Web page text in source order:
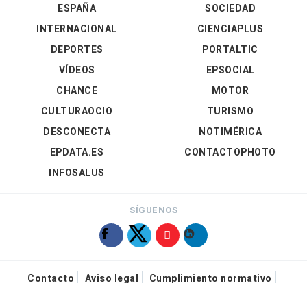
ESPAÑA
INTERNACIONAL
DEPORTES
VÍDEOS
SOCIEDAD
CIENCIAPLUS
PORTALTIC
EPSOCIAL
CHANCE
CULTURAOCIO
DESCONECTA
EPDATA.ES
INFOSALUS
MOTOR
TURISMO
NOTIMÉRICA
CONTACTOPHOTO
SÍGUENOS
Contacto Aviso legal Cumplimiento normativo